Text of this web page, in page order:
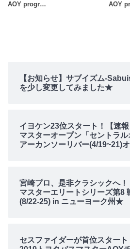
AOY progr…
AOY
【お知らせ】サブイズム-
を少し変更してみました★
イヨケン23位スタート！【速
マスターオープン「セントラ
アーカンソーリバー(4/19~21)
宮崎プロ、是非クラシックへ
マスターエリートシリーズ第8
(8/22-25) in ニューヨーク州★
セスファイダーが首位スタート